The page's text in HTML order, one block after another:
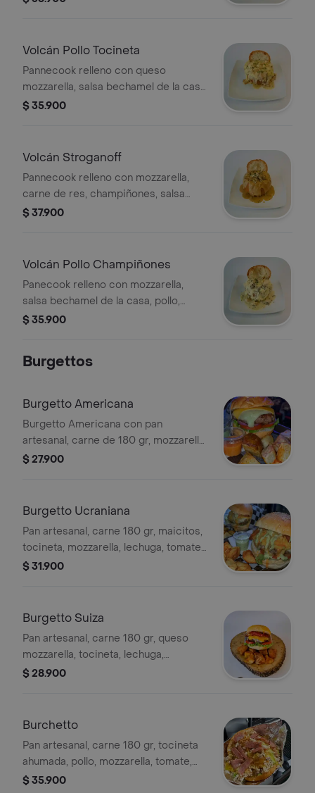
Volcán Pollo Tocineta
Pannecook relleno con queso
mozzarella, salsa bechamel de la casa,
pollo, tocineta, parmesano y perejil.
$ 35.900
Volcán Stroganoff
Pannecook relleno con mozzarella,
carne de res, champiñones, salsa
bechamel de la casa, parmesano y
$ 37.900
Volcán Pollo Champiñones
Panecook relleno con mozzarella,
salsa bechamel de la casa, pollo,
champiñones, parmesano y perejil.
$ 35.900
Burgettos
Burgetto Americana
Burgetto Americana con pan
artesanal, carne de 180 gr, mozzarella,
lechuga, cebolla morada, tomates,
$ 27.900
Burgetto Ucraniana
Pan artesanal, carne 180 gr, maicitos,
tocineta, mozzarella, lechuga, tomate,
salsas de la casa y papas rústicas.
$ 31.900
Burgetto Suiza
Pan artesanal, carne 180 gr, queso
mozzarella, tocineta, lechuga,
tomates, salsas de la casa y papas
$ 28.900
Burchetto
Pan artesanal, carne 180 gr, tocineta
ahumada, pollo, mozzarella, tomate,
lechuga, ripio de papa, salsa de piña,
$ 35.900